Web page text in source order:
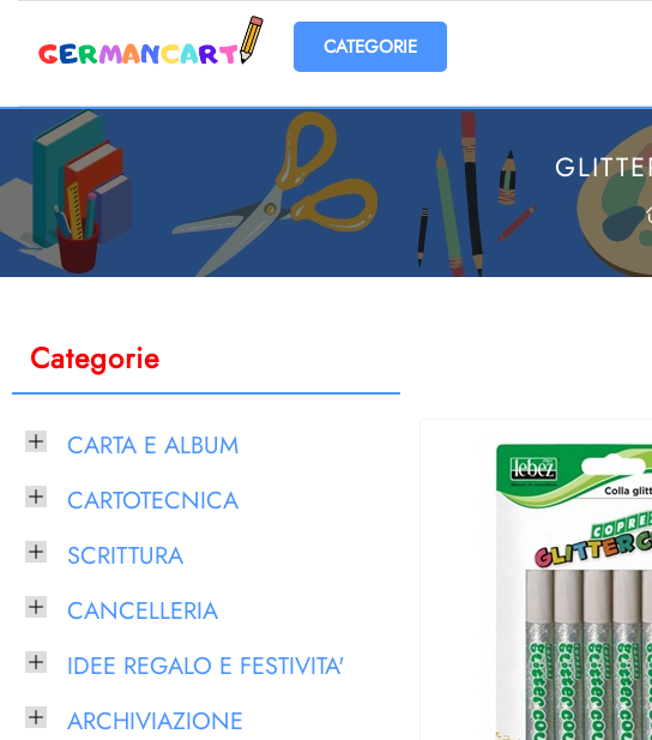
Open menu
Categorie
CARTA E ALBUM
CARTOTECNICA
SCRITTURA
CANCELLERIA
IDEE REGALO E FESTIVITA'
ARCHIVIAZIONE